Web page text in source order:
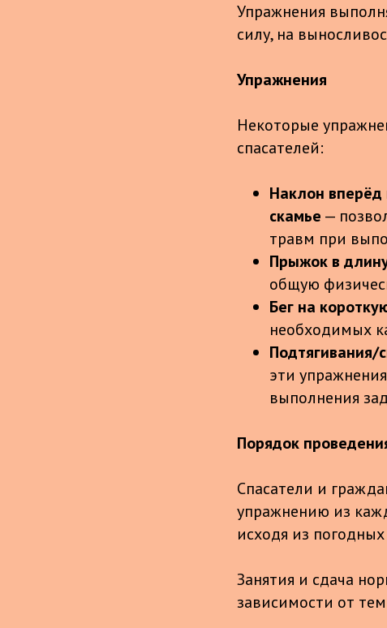
Упражнения
силу, на
Упражнения
Некоторые
спасателей:
Наклон вперёд
скамье —
травм при
Прыжок в
общую
Бег на
необходимых
Подтягивания/
эти
выполнения
Порядок
Спасатели и
упражнению из
исходя из
Занятия и сдача
зависимости от